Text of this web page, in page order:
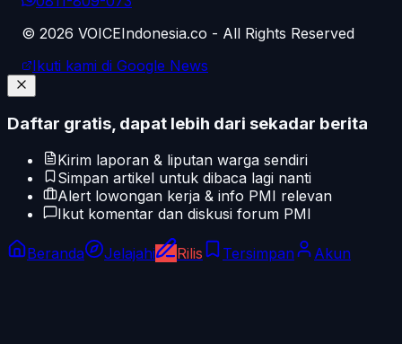
© 2026 VOICEIndonesia.co - All Rights Reserved
Ikuti kami di Google News
Daftar gratis, dapat lebih dari sekadar berita
Kirim laporan & liputan warga sendiri
Simpan artikel untuk dibaca lagi nanti
Alert lowongan kerja & info PMI relevan
Ikut komentar dan diskusi forum PMI
Beranda Jelajahi Rilis Tersimpan Akun